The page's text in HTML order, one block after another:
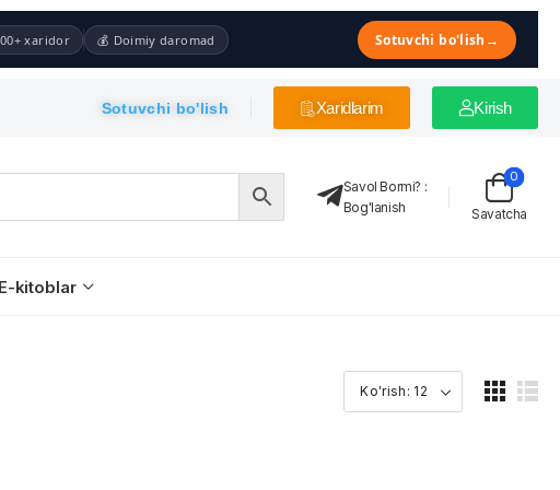
xaridor 💰 Doimiy daromad Sotuvchi bo'lish →
Sotuvchi bo'lish Xaridlarim Kirish
Savol Bormi? :
Bog'lanish
Savatcha
0
E-kitoblar